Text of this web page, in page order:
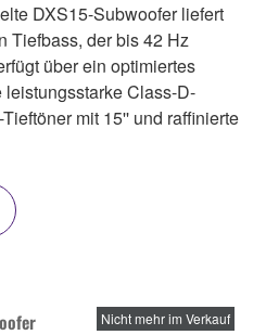
DXS15-Subwoofer liefert
Tiefbass, der bis 42 Hz
über ein optimiertes
Class-D-
mit 15'' und raffinierte
Nicht mehr im Verkauf